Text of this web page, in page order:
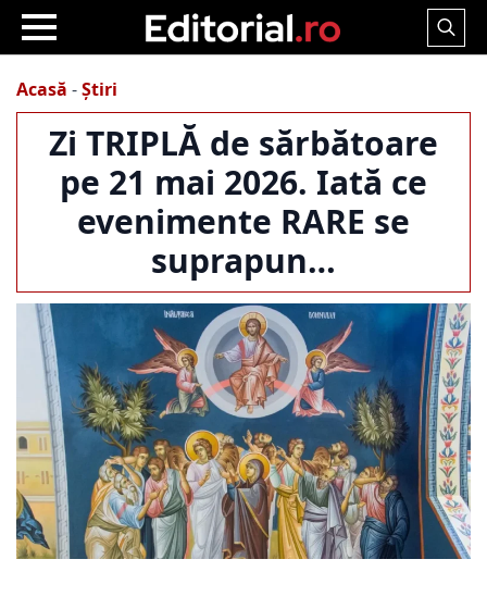
Search
Acasă -Știri
Zi TRIPLĂ de sărbătoare
pe 21 mai 2026. Iată ce
evenimente RARE se
suprapun…